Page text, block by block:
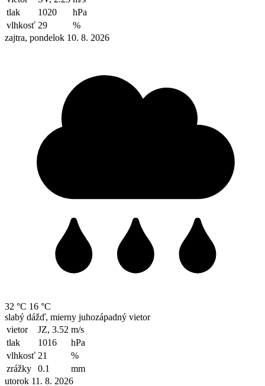
tlak
1020
hPa
vlhkosť 29
%
zajtra, pondelok 10. 8. 2026
32 °C 16 °C
slabý dážď, mierny juhozápadný vietor
vietor
JZ, 3.52 m/s
tlak
1016
hPa
vlhkosť 21
%
zrážky
0.1
mm
utorok 11. 8. 2026